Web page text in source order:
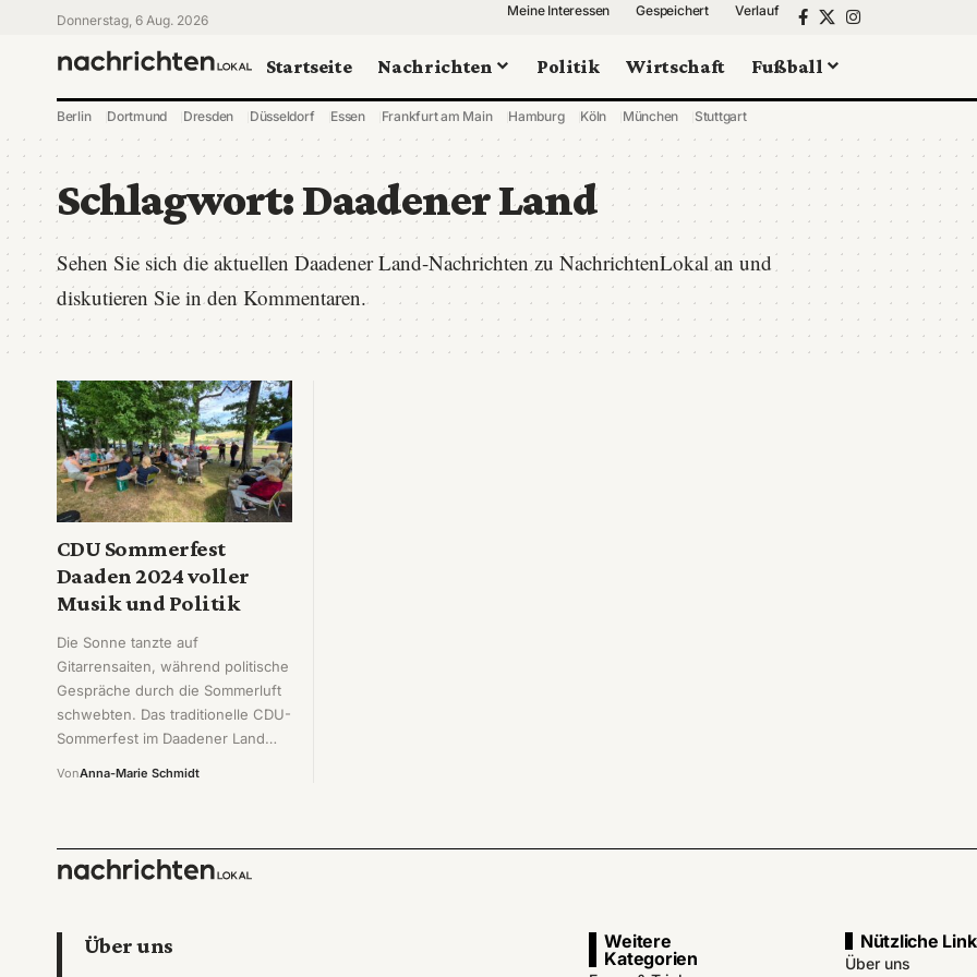
Donnerstag, 6 Aug. 2026
Meine Interessen Gespeichert Verlauf
Startseite Nachrichten Politik Wirtschaft Fußball
Berlin Dortmund Dresden Düsseldorf Essen Frankfurt am Main Hamburg Köln München Stuttgart
Schlagwort:Daadener Land
Sehen Sie sich die aktuellen Daadener Land-Nachrichten zu NachrichtenLokal an und
diskutieren Sie in den Kommentaren.
CDU Sommerfest
Daaden 2024 voller
Musik und Politik
Die Sonne tanzte auf
Gitarrensaiten, während politische
Gespräche durch die Sommerluft
schwebten. Das traditionelle CDU-
Sommerfest im Daadener Land…
VonAnna-Marie Schmidt
Über uns
Weitere
Kategorien
Nützliche
Über uns